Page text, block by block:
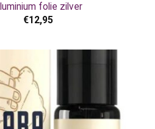
folie zilver
€12,95